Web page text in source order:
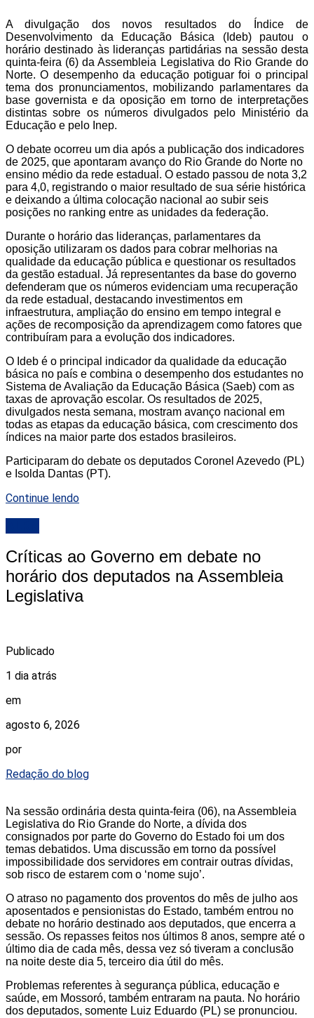
A divulgação dos novos resultados do Índice de
Desenvolvimento da Educação Básica (Ideb) pautou o
horário destinado às lideranças partidárias na sessão desta
quinta-feira (6) da Assembleia Legislativa do Rio Grande do
Norte. O desempenho da educação potiguar foi o principal
tema dos pronunciamentos, mobilizando parlamentares da
base governista e da oposição em torno de interpretações
distintas sobre os números divulgados pelo Ministério da
Educação e pelo Inep.
O debate ocorreu um dia após a publicação dos indicadores
de 2025, que apontaram avanço do Rio Grande do Norte no
ensino médio da rede estadual. O estado passou de nota 3,2
para 4,0, registrando o maior resultado de sua série histórica
e deixando a última colocação nacional ao subir seis
posições no ranking entre as unidades da federação.
Durante o horário das lideranças, parlamentares da
oposição utilizaram os dados para cobrar melhorias na
qualidade da educação pública e questionar os resultados
da gestão estadual. Já representantes da base do governo
defenderam que os números evidenciam uma recuperação
da rede estadual, destacando investimentos em
infraestrutura, ampliação do ensino em tempo integral e
ações de recomposição da aprendizagem como fatores que
contribuíram para a evolução dos indicadores.
O Ideb é o principal indicador da qualidade da educação
básica no país e combina o desempenho dos estudantes no
Sistema de Avaliação da Educação Básica (Saeb) com as
taxas de aprovação escolar. Os resultados de 2025,
divulgados nesta semana, mostram avanço nacional em
todas as etapas da educação básica, com crescimento dos
índices na maior parte dos estados brasileiros.
Participaram do debate os deputados Coronel Azevedo (PL)
e Isolda Dantas (PT).
Continue lendo
Críticas ao Governo em debate no
horário dos deputados na Assembleia
Legislativa
Publicado
1 dia atrás
em
agosto 6, 2026
por
Redação do blog
Na sessão ordinária desta quinta-feira (06), na Assembleia
Legislativa do Rio Grande do Norte, a dívida dos
consignados por parte do Governo do Estado foi um dos
temas debatidos. Uma discussão em torno da possível
impossibilidade dos servidores em contrair outras dívidas,
sob risco de estarem com o ‘nome sujo’.
O atraso no pagamento dos proventos do mês de julho aos
aposentados e pensionistas do Estado, também entrou no
debate no horário destinado aos deputados, que encerra a
sessão. Os repasses feitos nos últimos 8 anos, sempre até o
último dia de cada mês, dessa vez só tiveram a conclusão
na noite deste dia 5, terceiro dia útil do mês.
Problemas referentes à segurança pública, educação e
saúde, em Mossoró, também entraram na pauta. No horário
dos deputados, somente Luiz Eduardo (PL) se pronunciou.